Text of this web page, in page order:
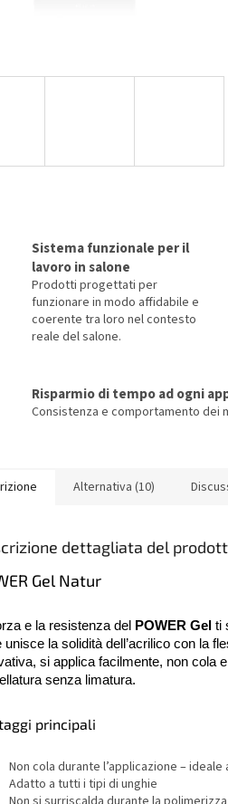
Sistema funzionale per il
lavoro in salone
Prodotti progettati per
funzionare in modo affidabile e
coerente tra loro nel contesto
reale del salone.
Risparmio di tempo ad ogni
Consistenza e comportamento dei
Alternativa (10)
dettagliata del
Gel Natur
e la resistenza del POWER Gel ti
unisce la solidità dell’acrilico con la
si applica facilmente, non cola
senza limatura.
principali
Non cola durante l’applicazione –
Adatto a tutti i tipi di unghie